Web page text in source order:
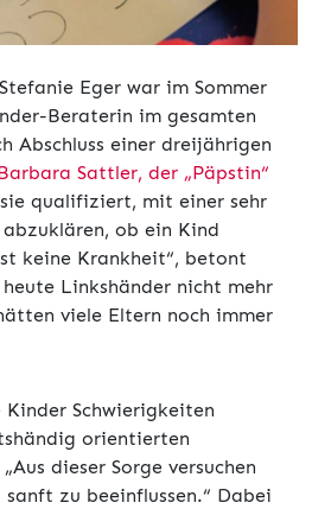
Eger war im Sommer
Beraterin im gesamten
Abschluss einer dreijährigen
Sattler, der „Päpstin“
qualifiziert, mit einer sehr
ob ein Kind
keine Krankheit“, betont
Linkshänder nicht mehr
viele Eltern noch immer
Kinder Schwierigkeiten
orientierten
dieser Sorge versuchen
zu beeinflussen.“ Dabei